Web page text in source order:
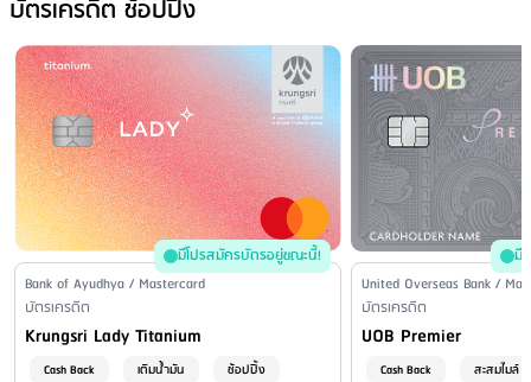
ต้องนำเงินสดเข้าบัญชีก่อนวันครบกำหนดอย่างน้อย 1 วันทำการ กรณีเช็ค
ล่วงหน้า 3 วันทำการ - ธนาคารจะเรียกเก็บค่าธรรมเนียม โดยการหักจาก
บัญชีเงินฝากอัตโนมัติในอัตราที่กำหนด
ชำระที่สาขาของผู้ให้บริการ: ธนาคารกรุงไทย ไม่มีค่าธรรมเนียม จุด
บริการ KTC TOUCH ไม่มีค่าธรรมเนียม - ใช้ใบแจ้งยอดค่าใช้จ่ายที่มี
เครื่องหมายบาร์โค้ด เพื่อเป็นเอกสารในการชำระเงิน - ไม่มีอัตราค่า
ธรรมเนียมการชำระเงิน - กรณีชำระด้วยเช็คต้องชำระก่อนวันครบกำหนด
อย่างน้อย 3 วันทำการ
ชำระที่สาขาของผู้ให้บริการอื่น: เขต กทม. และปริมณฑล (บาท/
รายการ) ธนาคารกรุงศรีอยุธยา 15 บาท* ธนาคารไทยพาณิชย์ 15 บาท*
ธนาคารกสิกรไทย 15 บาท* ธนาคารออมสิน 10 บาท* ธนาคารยูโอบี 10
บาท ธนาคารแลนด์ แอนด์ เฮ้าส์ 10 บาท ธนาคารกรุงเทพ 15 บาท*
ธนาคารเพื่อการเกษตรและสหกรณ์การเกษตร 13 บาท ธนาคาร
บัตรเครดิต ช้อปปิ้ง
มีโปรสมัครบัตรอยู่ขณะนี้!
Issuer Name / Credit Card Type
Bank of Ayudhya / Mastercard
Financial Product Type
บัตรเครดิต
Credit Card Name
Krungsri Lady Titanium
Cash Back เติมน้ำมัน
ช้อปปิ้ง
มี
Issuer Name / Credit
United Overseas Bank /
Financial Product Type
บัตรเครดิต
Credit Card Name
UOB Premier
Cash Back
สะสมไมล์